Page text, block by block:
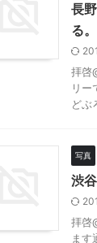
長
る。
拝啓
リー
どぶ
写真
渋
拝啓
ます